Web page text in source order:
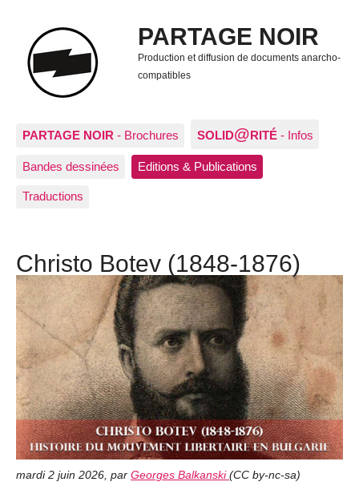
PARTAGE NOIR
Production et diffusion de documents anarcho-
compatibles
PARTAGE NOIR - Brochures SOLID@RITÉ - Infos
Bandes dessinées Editions & Publications
Traductions
Christo Botev (1848-1876)
mardi 2 juin 2026, par Georges Balkanski (CC by-nc-sa)